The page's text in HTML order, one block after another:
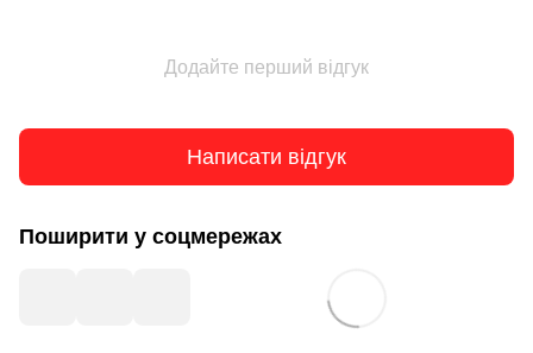
Додайте перший відгук
Написати відгук
Поширити у соцмережах